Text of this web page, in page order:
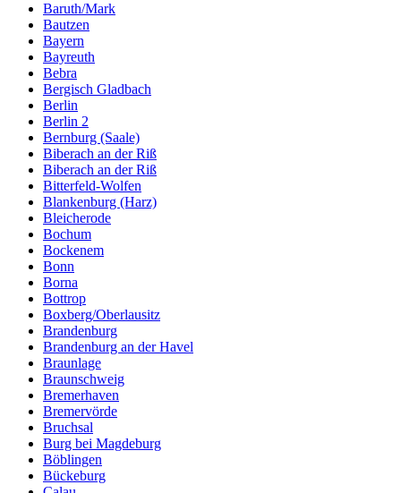
Baruth/Mark
Bautzen
Bayern
Bayreuth
Bebra
Bergisch Gladbach
Berlin
Berlin 2
Bernburg (Saale)
Biberach an der Riß
Biberach an der Riß
Bitterfeld-Wolfen
Blankenburg (Harz)
Bleicherode
Bochum
Bockenem
Bonn
Borna
Bottrop
Boxberg/Oberlausitz
Brandenburg
Brandenburg an der Havel
Braunlage
Braunschweig
Bremerhaven
Bremervörde
Bruchsal
Burg bei Magdeburg
Böblingen
Bückeburg